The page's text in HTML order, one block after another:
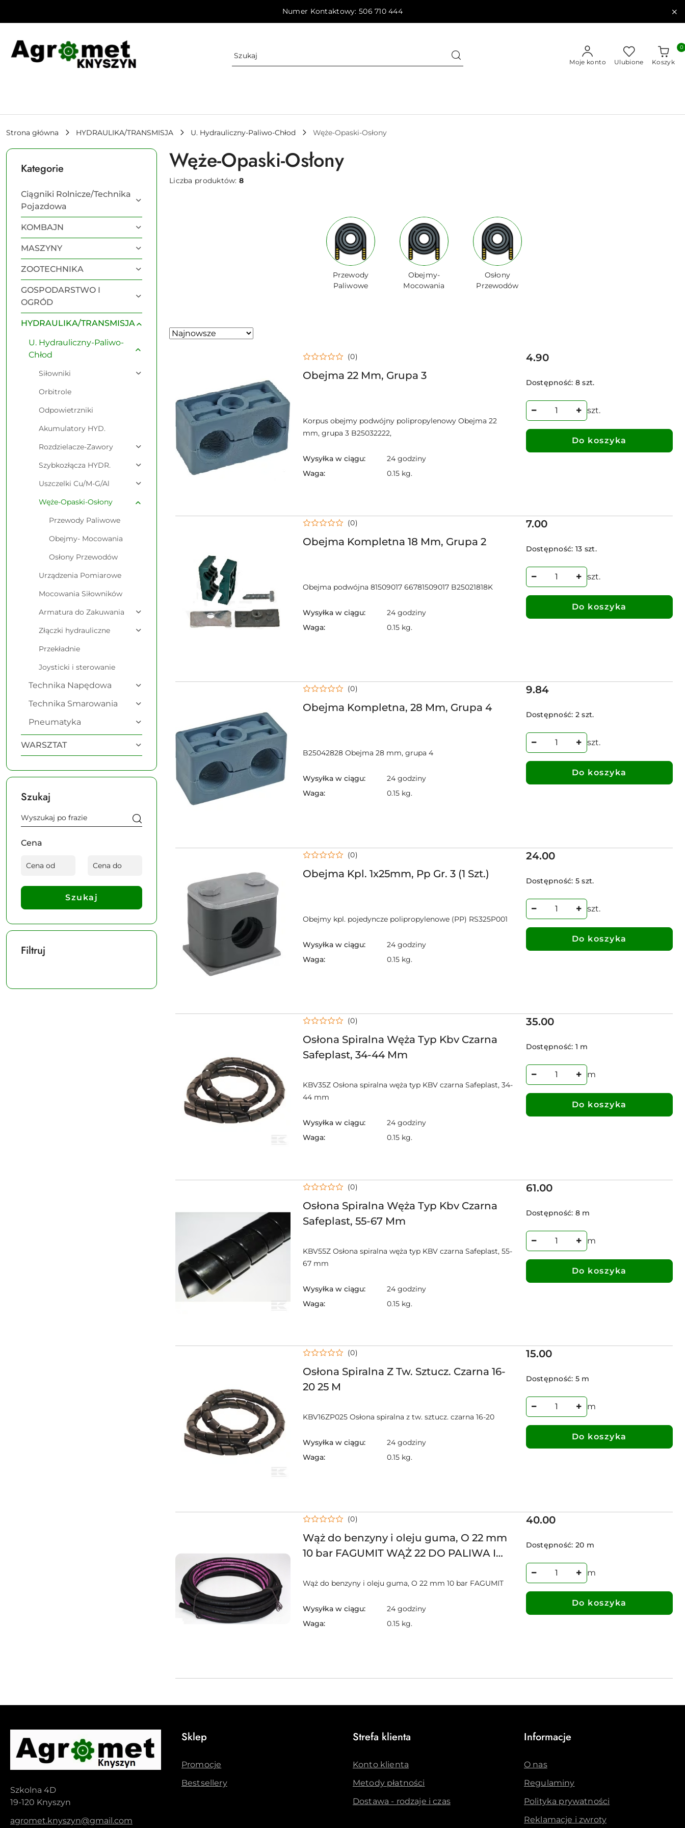
Numer Kontaktowy: 506 710 444
Moje konto Ulubione Koszyk
0
Strona główna HYDRAULIKA/TRANSMISJA U. Hydrauliczny-Paliwo-Chłod Węże-Opaski-Osłony
Kategorie
Ciągniki Rolnicze/Technika
Pojazdowa
KOMBAJN
MASZYNY
ZOOTECHNIKA
GOSPODARSTWO I
OGRÓD
HYDRAULIKA/TRANSMISJA
U. Hydrauliczny-Paliwo-
Chłod
Siłowniki
Orbitrole
Odpowietrzniki
Akumulatory HYD.
Rozdzielacze-Zawory
Szybkozłącza HYDR.
Uszczelki Cu/M-G/Al
Węże-Opaski-Osłony
Przewody Paliwowe
Obejmy- Mocowania
Osłony Przewodów
Urządzenia Pomiarowe
Mocowania Siłowników
Armatura do Zakuwania
Złączki hydrauliczne
Przekładnie
Joysticki i sterowanie
Technika Napędowa
Technika Smarowania
Pneumatyka
WARSZTAT
Szukaj
Cena
Szukaj
Filtruj
Węże-Opaski-Osłony
Liczba produktów:8
Przewody
Paliwowe
Obejmy-
Mocowania
Osłony
Przewodów
Zastosowano
Sortuj
Obejma 22 Mm, Grupa 3
(0)
Korpus obejmy podwójny polipropylenowy Obejma 22
mm, grupa 3 B25032222,
Wysyłka w ciągu:
24 godziny
Waga:
0.15 kg.
Cena:
4.90
Dostępność: 8 szt.
szt.
Do koszyka
Obejma Kompletna 18 Mm, Grupa 2
(0)
Obejma podwójna 81509017 66781509017 B25021818K
Wysyłka w ciągu:
24 godziny
Waga:
0.15 kg.
Cena:
7.00
Dostępność: 13 szt.
szt.
Do koszyka
Obejma Kompletna, 28 Mm, Grupa 4
(0)
B25042828 Obejma 28 mm, grupa 4
Wysyłka w ciągu:
24 godziny
Waga:
0.15 kg.
Cena:
9.84
Dostępność: 2 szt.
szt.
Do koszyka
Obejma Kpl. 1x25mm, Pp Gr. 3 (1 Szt.)
(0)
Obejmy kpl. pojedyncze polipropylenowe (PP) RS325P001
Wysyłka w ciągu:
24 godziny
Waga:
0.15 kg.
Cena:
24.00
Dostępność: 5 szt.
szt.
Do koszyka
Osłona Spiralna Węża Typ Kbv Czarna
Safeplast, 34-44 Mm
(0)
KBV35Z Osłona spiralna węża typ KBV czarna Safeplast, 34-
44 mm
Wysyłka w ciągu:
24 godziny
Waga:
0.15 kg.
Cena:
35.00
Dostępność: 1 m
m
Do koszyka
Osłona Spiralna Węża Typ Kbv Czarna
Safeplast, 55-67 Mm
(0)
KBV55Z Osłona spiralna węża typ KBV czarna Safeplast, 55-
67 mm
Wysyłka w ciągu:
24 godziny
Waga:
0.15 kg.
Cena:
61.00
Dostępność: 8 m
m
Do koszyka
Osłona Spiralna Z Tw. Sztucz. Czarna 16-
20 25 M
(0)
KBV16ZP025 Osłona spiralna z tw. sztucz. czarna 16-20
Wysyłka w ciągu:
24 godziny
Waga:
0.15 kg.
Cena:
15.00
Dostępność: 5 m
m
Do koszyka
Wąż do benzyny i oleju guma, O 22 mm
10 bar FAGUMIT WĄŻ 22 DO PALIWA I
wdb22
(0)
Wąż do benzyny i oleju guma, O 22 mm 10 bar FAGUMIT
Wysyłka w ciągu:
24 godziny
Waga:
0.15 kg.
Cena:
40.00
Dostępność: 20 m
m
Do koszyka
Szkolna 4D
19-120 Knyszyn
agromet.knyszyn@gmail.com
Sklep
Promocje
Bestsellery
Strefa klienta
Konto klienta
Metody płatności
Dostawa - rodzaje i czas
Informacje
O nas
Regulaminy
Polityka prywatności
Reklamacje i zwroty